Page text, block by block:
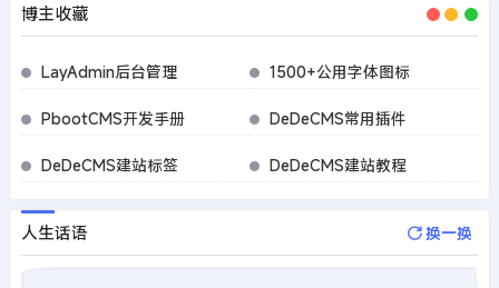
博主收藏
LayAdmin后台管理 1500+公用字体图标
PbootCMS开发手册 DeDeCMS常用插件
DeDeCMS建站标签 DeDeCMS建站教程
人生话语 换一换